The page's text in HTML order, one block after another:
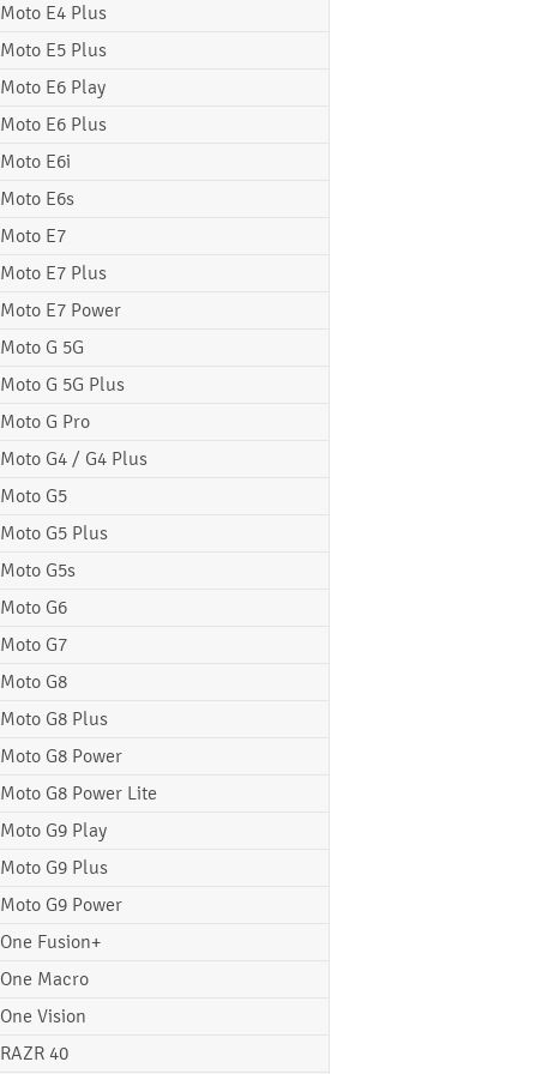
Moto E4 Plus
Moto E5 Plus
Moto E6 Play
Moto E6 Plus
Moto E6i
Moto E6s
Moto E7
Moto E7 Plus
Moto E7 Power
Moto G 5G
Moto G 5G Plus
Moto G Pro
Moto G4 / G4 Plus
Moto G5
Moto G5 Plus
Moto G5s
Moto G6
Moto G7
Moto G8
Moto G8 Plus
Moto G8 Power
Moto G8 Power Lite
Moto G9 Play
Moto G9 Plus
Moto G9 Power
One Fusion+
One Macro
One Vision
RAZR 40